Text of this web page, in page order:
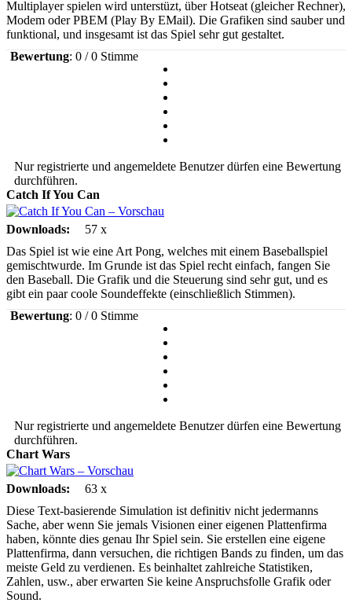
Multiplayer spielen wird unterstüzt, über Hotseat (gleicher Rechner),
Modem oder PBEM (Play By EMail). Die Grafiken sind sauber und
funktional, und insgesamt ist das Spiel sehr gut gestaltet.
Bewertung: 0 / 0 Stimme
Nur registrierte und angemeldete Benutzer dürfen eine Bewertung
durchführen.
Catch If You Can
Downloads:
57 x
Das Spiel ist wie eine Art Pong, welches mit einem Baseballspiel
gemischtwurde. Im Grunde ist das Spiel recht einfach, fangen Sie
den Baseball. Die Grafik und die Steuerung sind sehr gut, und es
gibt ein paar coole Soundeffekte (einschließlich Stimmen).
Bewertung: 0 / 0 Stimme
Nur registrierte und angemeldete Benutzer dürfen eine Bewertung
durchführen.
Chart Wars
Downloads:
63 x
Diese Text-basierende Simulation ist definitiv nicht jedermanns
Sache, aber wenn Sie jemals Visionen einer eigenen Plattenfirma
haben, könnte dies genau Ihr Spiel sein. Sie erstellen eine eigene
Plattenfirma, dann versuchen, die richtigen Bands zu finden, um das
meiste Geld zu verdienen. Es beinhaltet zahlreiche Statistiken,
Zahlen, usw., aber erwarten Sie keine Anspruchsfolle Grafik oder
Sound.